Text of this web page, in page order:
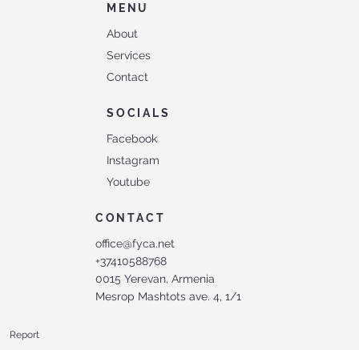
MENU
About
Services
Contact
SOCIALS
Facebook
Instagram
Youtube
CONTACT
office@fyca.net
+37410588768
0015 Yerevan, Armenia
Mesrop Mashtots ave. 4, 1/1
Report